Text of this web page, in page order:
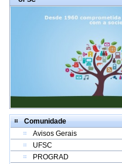
Comunidade
Avisos Gerais
UFSC
PROGRAD